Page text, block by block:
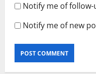
Notify me of
Notify me of new